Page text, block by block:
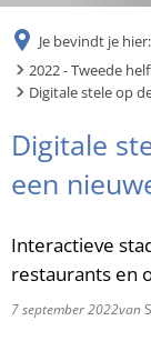
Je bevindt je hier:
2022 - Tweede
Digitale stele op
Digitale
een
Interactieve
restaurants en
7 september 2022van